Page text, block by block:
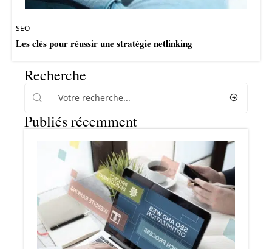
SEO
Les clés pour réussir une stratégie netlinking
Recherche
Publiés récemment